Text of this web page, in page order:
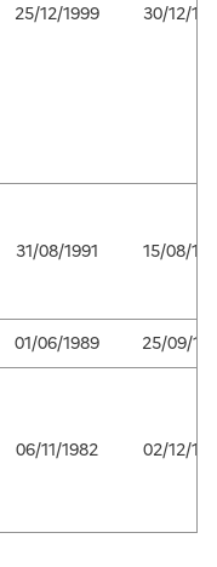
25/12/1999 30/12/
31/08/1991 15/08/
01/06/1989 25/09/
06/11/1982 02/12/